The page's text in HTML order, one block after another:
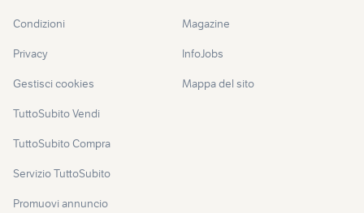
Condizioni
Privacy
Gestisci cookies
TuttoSubito Vendi
TuttoSubito Compra
Servizio TuttoSubito
Promuovi annuncio
Magazine
InfoJobs
Mappa del sito